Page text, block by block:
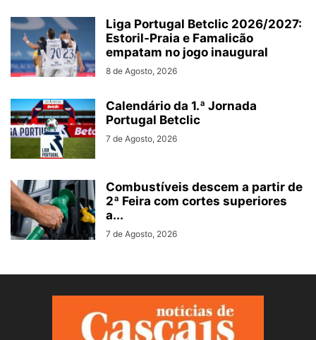
Liga Portugal Betclic 2026/2027:
Estoril-Praia e Famalicão
empatam no jogo inaugural
8 de Agosto, 2026
Calendário da 1.ª Jornada
Portugal Betclic
7 de Agosto, 2026
Combustíveis descem a partir de
2ª Feira com cortes superiores
a...
7 de Agosto, 2026